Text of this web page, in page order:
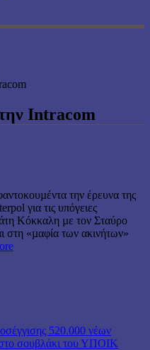
Intracom
την έρευνα της
για τις υπόγειες
Κόκκαλη µε τον Σταύρο
στη «µαφία των ακινήτων»
520.000 νέων
στο σουβλάκι του ΥΠΟΙΚ